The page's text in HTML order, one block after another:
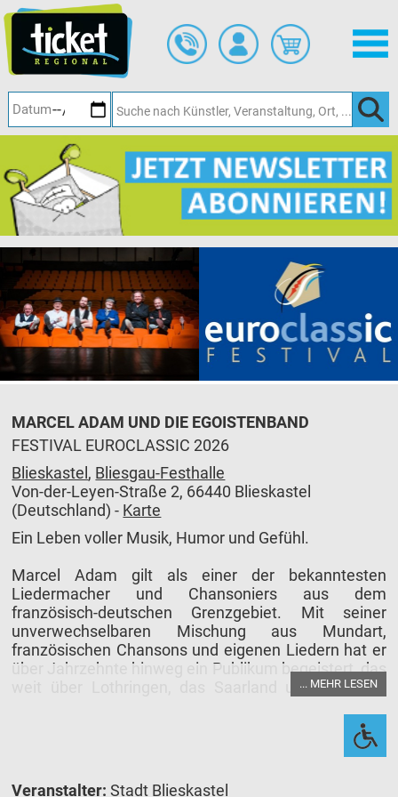
Hauptinhalt
springen
MARCEL ADAM UND DIE EGOISTENBAND
FESTIVAL EUROCLASSIC 2026
Blieskastel , Bliesgau-Festhalle
Von-der-Leyen-Straße 2, 66440 Blieskastel
(Deutschland) - Karte
Ein Leben voller Musik, Humor und Gefühl.
Marcel Adam gilt als einer der bekanntesten
Liedermacher und Chansoniers aus dem
französisch-deutschen Grenzgebiet. Mit seiner
unverwechselbaren Mischung aus Mundart,
französischen Chansons und eigenen Liedern hat er
über Jahrzehnte hinweg ein Publikum begeistert, das
weit über Lothringen, das Saarland und die Pfalz
Seine Konzerte sind wie er selbst: herzlich,
humorvoll, charmant und tief berührend. Marcel
erzählt Geschichten aus dem Leben – mal
... MEHR LESEN
Veranstalter: Stadt Blieskastel